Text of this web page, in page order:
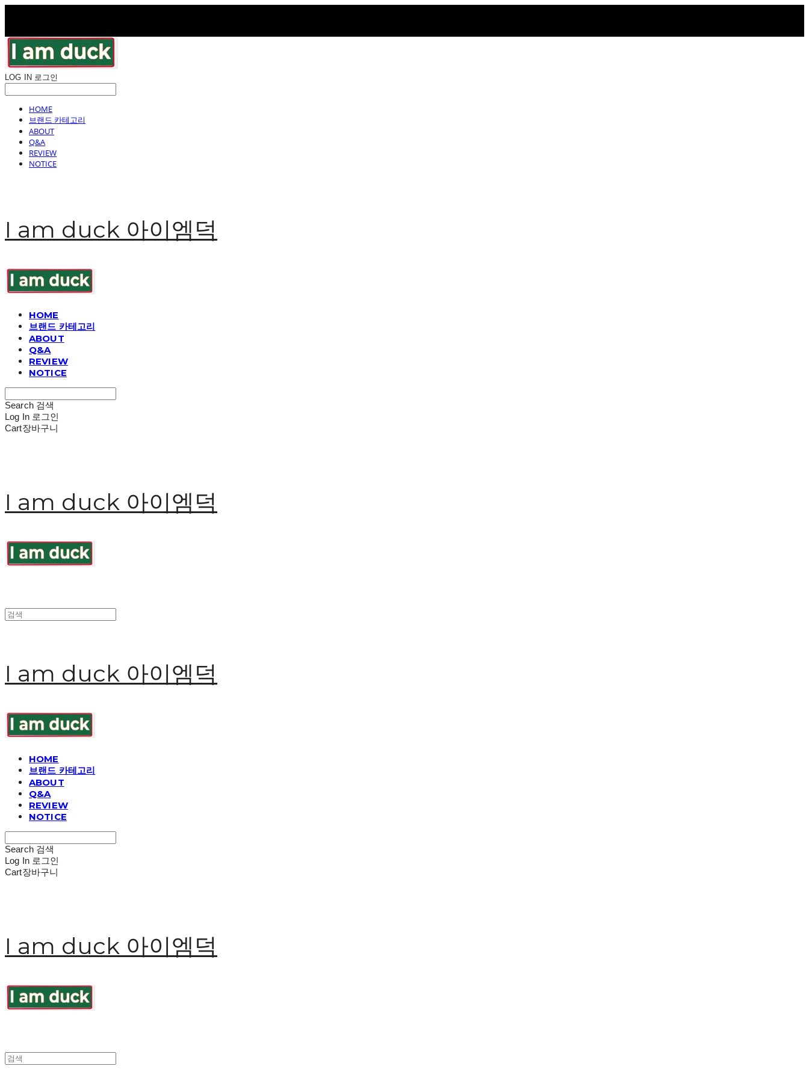
LOG IN 로그인
HOME
브랜드 카테고리
ABOUT
Q&A
REVIEW
NOTICE
I am duck 아이엠덕
HOME
브랜드 카테고리
ABOUT
Q&A
REVIEW
NOTICE
Search 검색
Log In 로그인
Cart장바구니
I am duck 아이엠덕
I am duck 아이엠덕
HOME
브랜드 카테고리
ABOUT
Q&A
REVIEW
NOTICE
Search 검색
Log In 로그인
Cart장바구니
I am duck 아이엠덕